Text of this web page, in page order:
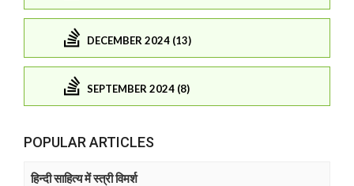
DECEMBER 2024 (13)
SEPTEMBER 2024 (8)
POPULAR ARTICLES
हिन्दी साहित्य में स्त्री विमर्श